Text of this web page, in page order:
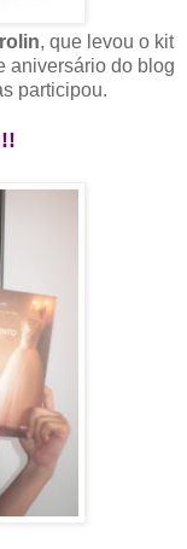
, que levou o kit
aniversário do blog
participou.